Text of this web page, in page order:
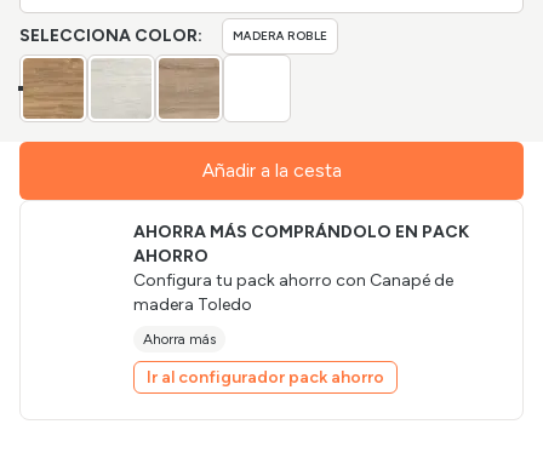
SELECCIONA COLOR: MADERA ROBLE
Añadir a la cesta
AHORRA MÁS COMPRÁNDOLO EN PACK
AHORRO
Configura tu pack ahorro con Canapé de
madera Toledo
Ahorra más
Ir al configurador pack ahorro